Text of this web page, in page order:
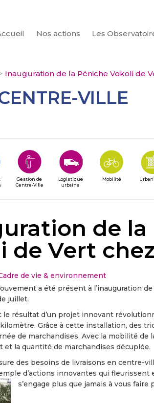
Nos actions Les
Inauguration de la Péniche Vokoli de
VILLE
Gestion de
Centre-Ville
Logistique
urbaine
Mobilité
de la
de Vert
de vie & environnement
a été présent à l’inauguration
juillet.
résultat d’un projet innovant
Grâce à cette installation, des
de marchandises. Avec la mobilité de
et la quantité de marchandises décuplée.
des besoins de livraisons en centre-
d’actions innovantes qui
s’engage plus que jamais à vous faire